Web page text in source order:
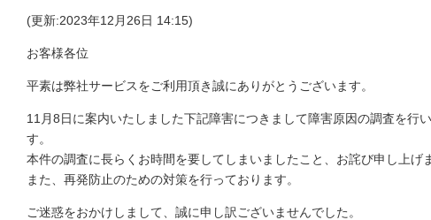
(更新:2023年12月26日 14:15)
お客様各位
平素は弊社サービスをご利用頂き誠にありがとうございます。
11月8日に案内いたしました下記障害につきまして障害原因の調査を行
す。
本件の調査に長らくお時間を要してしまいましたこと、お詫び申し上げ
また、再発防止のための対策を行っております。
ご迷惑をおかけしまして、誠に申し訳ございませんでした。